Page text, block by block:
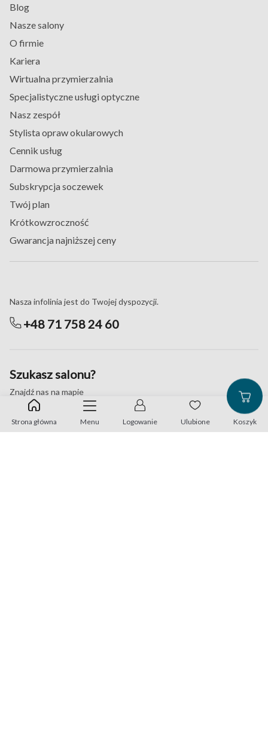
Blog
Nasze salony
O firmie
Kariera
Wirtualna przymierzalnia
Specjalistyczne usługi optyczne
Nasz zespół
Stylista opraw okularowych
Cennik usług
Darmowa przymierzalnia
Subskrypcja soczewek
Twój plan
Krótkowzroczność
Gwarancja najniższej ceny
Nasza infolinia jest do Twojej dyspozycji.
+48 71 758 24 60
Szukasz salonu?
Znajdź nas na mapie
Znajdź najbliższy punkt na mapie
Strona główna Menu Logowanie Ulubione Koszyk